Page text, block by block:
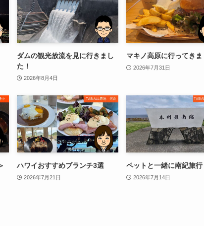
ダムの観光放流を見に行きまし
た！
2026年8月4日
マキノ高原に行ってきま
2026年7月31日
ハワイおすすめブランチ3選
2026年7月21日
ペットと一緒に南紀旅行
2026年7月14日